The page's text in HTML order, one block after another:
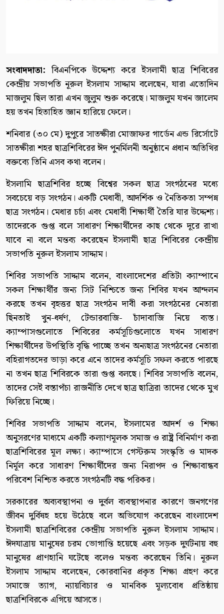
সংবাদদাতা: বিএনপিকে উদ্দেশ্য করে ইসলামী ছাত্র শিবিরের
কেন্দ্রীয় সভাপতি নূরুল ইসলাম সাদ্দাম বলেছেন, যারা এতোদিন
মাজলুম ছিল তারা এখন জুলুম শুরু করেছে। মাজলুম যখন জালেম
হয় তখন হিতাহিত জ্ঞান হারিয়ে ফেলে।
শনিবার (৩০ মে) দুপুরে সাতক্ষীরা মোজাফর গার্ডেন এন্ড রির্সোটে
সাতক্ষীরা শহর ছাত্রশিবিরের ঈদ পুনর্মিলনী অনুষ্ঠানে প্রধান অতিথির
বক্তব্যে তিনি এসব কথা বলেন।
ইসলামি ছাত্রশিবির হচ্ছে বিশ্বের সকল ছাত্র সংগঠনের মধ্যে
সবচেয়ে বড় সংগঠন। একটি মেধাবী, আদর্শিক ও নৈতিকতা সম্পন্ন
ছাত্র সংগঠন। মেধার চর্চা এবং মেধাবী শিক্ষার্থী তৈরি যার উদ্দেশ্য।
তাদেরকে গুপ্ত বলে সাধারণ শিক্ষার্থীদের কাছ থেকে দূরে রাখা
যাবে না বলে মন্তব্য করেছেন ইসলামী ছাত্র শিবিরের কেন্দ্রীয়
সভাপতি নূরুল ইসলাম সাদ্দাম।
শিবির সভাপতি সাদ্দাম বলেন, বাংলাদেশের প্রতিটা ক্যাম্পানে
সকল শিক্ষার্থীর জন্য সিট নিশ্চিতে জন্য শিবির যখন আন্দলন
করছে তখন বৃহত্তর ছাত্র সংগঠন দাবী করা সংগঠনের নেতারা
ছিনতাই খুন-ধর্ষণ, টেন্ডারবাজি- চাঁদাবাজি নিয়ে ব্যস্ত।
ক্যাম্পাসগুলোতে শিবিরের কর্মসূচিগুলোতে যখন সাধারণ
শিক্ষার্থীদের উপস্থিতি বৃদ্ধি পাচ্ছে তখন অন্যছাত্র সংগঠনের নেতারা
বহিরাগতদের ভাড়া করে এনে তাদের কর্মসূচি সফল করতে পারছে
না তখন ছাত্র শিবিরকে তারা গুপ্ত বলছে। শিবির সভাপতি বলেন,
তাদের সেই বস্তাপঁচা রাজনীতি দেখে ছাত্র ছাত্রিরা তাদের থেকে মুখ
ফিরিয়ে নিচ্ছে।
শিবির সভাপতি সাদ্দাম বলেন, ইসলামের আদর্শ ও শিক্ষা
অনুসরণের মাধ্যমে একটি কল্যাণমূলক সমাজ ও রাষ্ট্র বিনির্মাণ করা
ছাত্রশিবিরের মূল লক্ষ্য। ক্যাম্পাসে গেস্টরুম সংস্কৃতি ও মাদক
নির্মূল করে সাধারণ শিক্ষার্থীদের জন্য নিরাপদ ও শিক্ষাবান্ধব
পরিবেশ নিশ্চিত করতে সংগঠনটি বদ্ধ পরিকর।
সরকারের অব্যবস্থাপনা ও দুর্বল ব্যবস্থাপনার কারণে জনগণের
জীবন দুর্বিষহ হয়ে উঠেছে বলে অভিযোগ করেছেন বাংলাদেশ
ইসলামী ছাত্রশিবিরের কেন্দ্রীয় সভাপতি নুরুল ইসলাম সাদ্দাম।
ঈদযাত্রায় মানুষের চরম ভোগান্তি হয়েছে এবং সড়ক দুর্ঘটনায় বহু
মানুষের প্রাণহানি ঘটেছে বলেও মন্তব্য করেছেন তিনি। নূরুল
ইসলাম সাদ্দাম বলেছেন, কোরবানির প্রকৃত শিক্ষা গ্রহণ করে
সমাজে ত্যাগ, ন্যায়বিচার ও মানবিক মূল্যবোধ প্রতিষ্ঠায়
ছাত্রশিবিরকে এগিয়ে আসতে।